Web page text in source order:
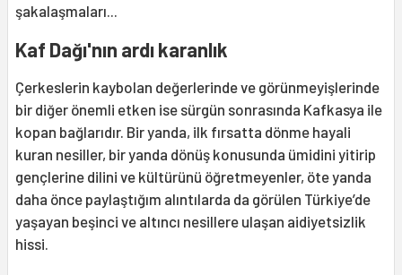
şakalaşmaları...
Kaf Dağı'nın ardı karanlık
Çerkeslerin kaybolan değerlerinde ve görünmeyişlerinde
bir diğer önemli etken ise sürgün sonrasında Kafkasya ile
kopan bağlarıdır. Bir yanda, ilk fırsatta dönme hayali
kuran nesiller, bir yanda dönüş konusunda ümidini yitirip
gençlerine dilini ve kültürünü öğretmeyenler, öte yanda
daha önce paylaştığım alıntılarda da görülen Türkiye’de
yaşayan beşinci ve altıncı nesillere ulaşan aidiyetsizlik
hissi.